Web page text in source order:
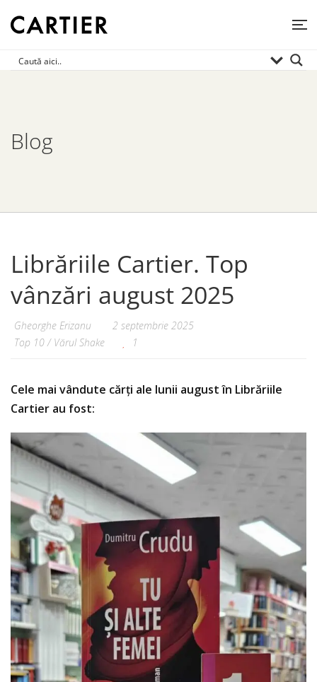
Blog
Librăriile Cartier. Top
vânzări august 2025
Gheorghe Erizanu
2 septembrie 2025
Top 10/ Vărul Shake 1
Cele mai vândute cărți ale lunii august în Librăriile
Cartier au fost: